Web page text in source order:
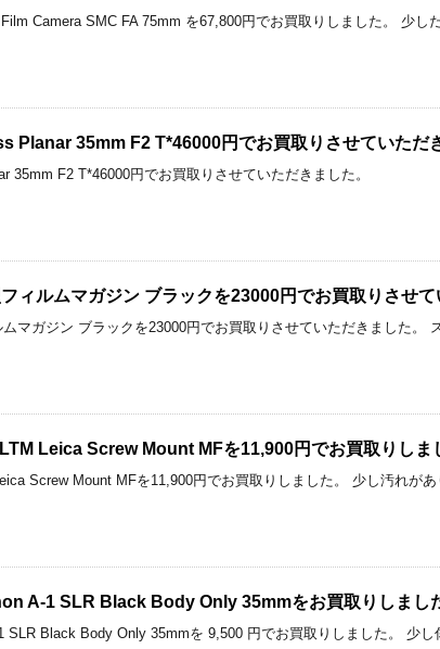
Camera SMC FA 75mm を67,800円でお買取りしました。 少し
Planar 35mm F2 T*46000円でお買取りさせていただ
35mm F2 T*46000円でお買取りさせていただきました。
ィルムマガジン ブラックを23000円でお買取りさせて
マガジン ブラックを23000円でお買取りさせていただきました。
Leica Screw Mount MFを11,900円でお買取りしま
Screw Mount MFを11,900円でお買取りしました。 少し汚れがあ
A-1 SLR Black Body Only 35mmをお買取りしまし
SLR Black Body Only 35mmを 9,500 円でお買取りしました。 少